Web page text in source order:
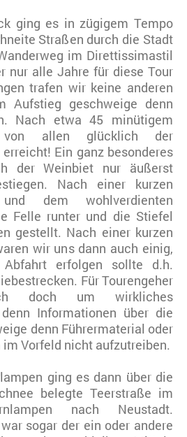
ging es in zügigem Tempo
Straßen durch die Stadt
im Direttissimastil
nur alle Jahre für diese Tour
trafen wir keine anderen
Aufstieg geschweige denn
Nach etwa 45 minütigem
von allen glücklich der
Ein ganz besonderes
der Weinbiet nur äußerst
Nach einer kurzen
und dem wohlverdienten
Felle runter und die Stiefel
gestellt. Nach einer kurzen
wir uns dann auch einig,
erfolgen sollte d.h.
Für Tourengeher
doch um wirkliches
Informationen über die
denn Führermaterial oder
Vorfeld nicht aufzutreiben.
ging es dann über die
belegte Teerstraße im
nach Neustadt.
sogar der ein oder andere